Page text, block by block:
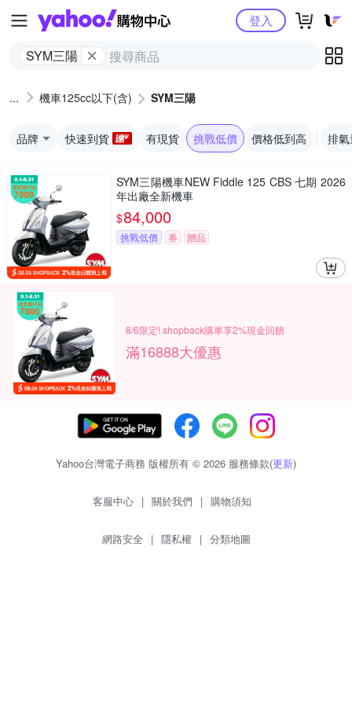
Yahoo購物中心
SYM三陽
登入
機車125cc以下(含) SYM三陽
品牌 快速到貨 有現貨 挑戰低價 價格低到高 排
SYM三陽機車NEW Fiddle 125 CBS 七期 2026
年出廠全新機車
$84,000
挑戰低價 券 贈品
8/6限定! shopback購車享2%現金回饋
滿16888大優惠
Yahoo台灣電子商務 版權所有 © 2026 服務條款(更新)
客服中心 | 關於我們 | 購物須知
網路安全 | 隱私權 | 分類地圖